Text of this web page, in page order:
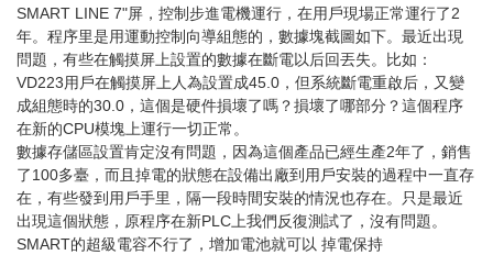
SMART LINE 7"屏，控制步進電機運行，在用戶現場正常運行了2
年。程序里是用運動控制向導組態的，數據塊截圖如下。最近出現
問題，有些在觸摸屏上設置的數據在斷電以后回丟失。比如：
VD223用戶在觸摸屏上人為設置成45.0，但系統斷電重啟后，又變
成組態時的30.0，這個是硬件損壞了嗎？損壞了哪部分？這個程序
在新的CPU模塊上運行一切正常。
數據存儲區設置肯定沒有問題，因為這個產品已經生產2年了，銷售
了100多臺，而且掉電的狀態在設備出廠到用戶安裝的過程中一直存
在，有些發到用戶手里，隔一段時間安裝的情況也存在。只是最近
出現這個狀態，原程序在新PLC上我們反復測試了，沒有問題。
SMART的超級電容不行了，增加電池就可以 掉電保持